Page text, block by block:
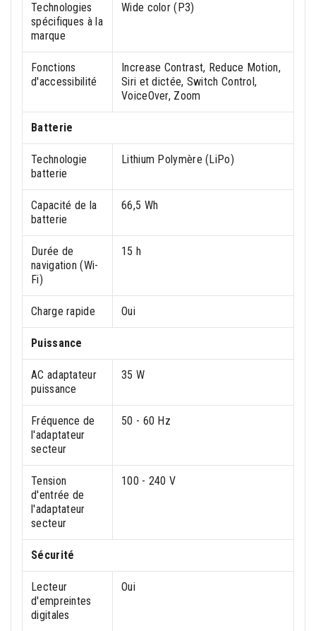
Technologies
spécifiques à la
marque
Wide color (P3)
Fonctions
d'accessibilité
Increase Contrast, Reduce Motion,
Siri et dictée, Switch Control,
VoiceOver, Zoom
Batterie
Technologie
batterie
Lithium Polymère (LiPo)
Capacité de la
batterie
66,5 Wh
Durée de
navigation (Wi-
Fi)
15 h
Charge rapide Oui
Puissance
AC adaptateur
puissance
35 W
Fréquence de
l'adaptateur
secteur
50 - 60 Hz
Tension
d'entrée de
l'adaptateur
secteur
100 - 240 V
Sécurité
Lecteur
d'empreintes
digitales
Oui